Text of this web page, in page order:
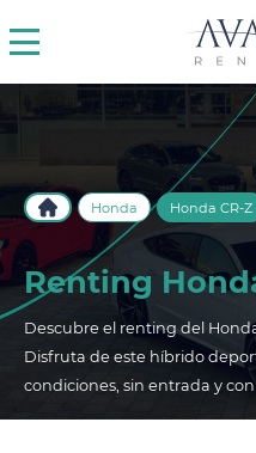
Honda Honda CR-Z
Renting
Descubre el renting del
Disfruta de este híbrido
condiciones, sin entrada y